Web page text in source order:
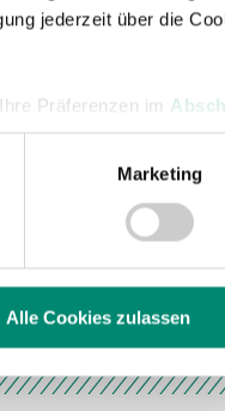
jederzeit über die
Präferenzen im
Verwendung unserer
.
Marketing
Alle Cookies zulassen